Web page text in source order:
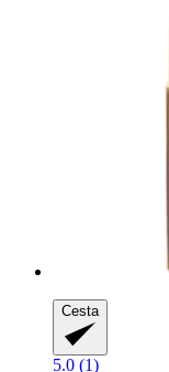
Cesta
5.0 (1)